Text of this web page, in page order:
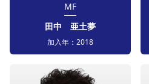
MF
田中 亜土夢
加入年： 2018